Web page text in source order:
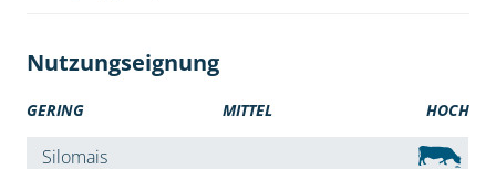
Nutzungseignung
GERING MITTEL HOCH
Silomais